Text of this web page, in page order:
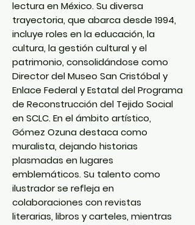
lectura en México. Su diversa
trayectoria, que abarca desde 1994,
incluye roles en la educación, la
cultura, la gestión cultural y el
patrimonio, consolidándose como
Director del Museo San Cristóbal y
Enlace Federal y Estatal del Programa
de Reconstrucción del Tejido Social
en SCLC. En el ámbito artístico,
Gómez Ozuna destaca como
muralista, dejando historias
plasmadas en lugares
emblemáticos. Su talento como
ilustrador se refleja en
colaboraciones con revistas
literarias, libros y carteles, mientras